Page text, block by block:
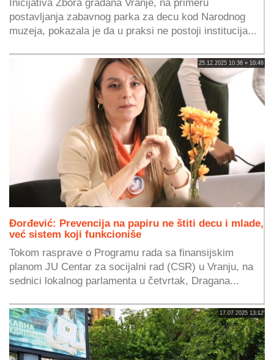
Inicijativa Zbora građana Vranje, na primeru
postavljanja zabavnog parka za decu kod Narodnog
muzeja, pokazala je da u praksi ne postoji institucija...
25.12.2025 10:36 » 10:48
Đorđević: Prevencija na papiru ne štiti decu i mlade,
već sistem koji funkcioniše
Tokom rasprave o Programu rada sa finansijskim
planom JU Centar za socijalni rad (CSR) u Vranju, na
sednici lokalnog parlamenta u četvrtak, Dragana...
17.07.2025 13:12